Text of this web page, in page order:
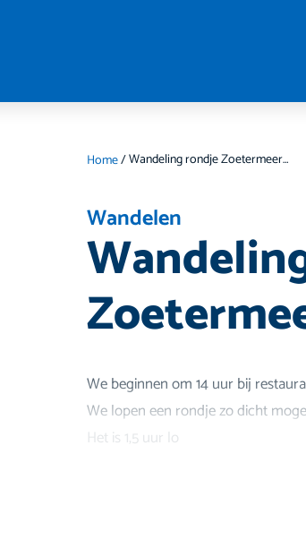
Home/ Wandeling rondje Zoetermeerseplas
Wandelen
We beginnen om 14 uur bij
We lopen een rondje zo dicht
Het is 1,5 uur lo